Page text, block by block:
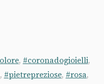
, #coronadogioielli,
, #pietrepreziose, #rosa,